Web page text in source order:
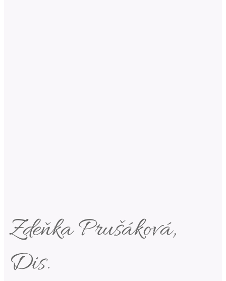
Zdeňka Prušáková,
Dis.